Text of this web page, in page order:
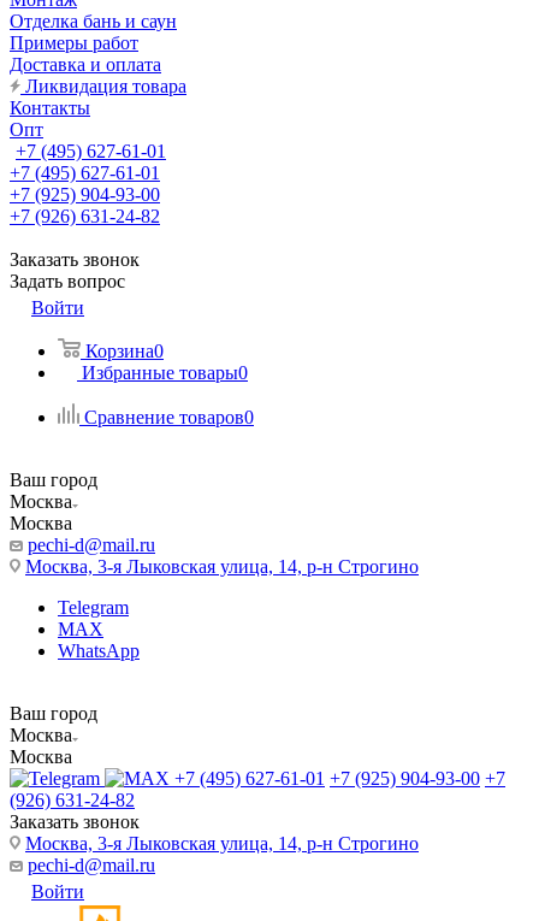
Отделка бань и саун
Примеры работ
Доставка и оплата
Ликвидация товара
Контакты
Опт
+7 (495) 627-61-01
+7 (495) 627-61-01
+7 (925) 904-93-00
+7 (926) 631-24-82
Заказать звонок
Задать вопрос
Войти
Корзина0
Избранные товары0
Сравнение товаров0
Ваш город
Москва
Москва
pechi-d@mail.ru
Москва, 3-я Лыковская улица, 14, р-н Строгино
Telegram
MAX
WhatsApp
Ваш город
Москва
Москва
+7 (495) 627-61-01 +7 (925) 904-93-00 +7
(926) 631-24-82
Заказать звонок
Москва, 3-я Лыковская улица, 14, р-н Строгино
pechi-d@mail.ru
Войти